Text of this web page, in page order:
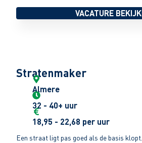
VACATURE
Stratenmaker
Almere
32 - 40+ uur
18,95 - 22,68 per uur
Een straat ligt pas goed als de basis